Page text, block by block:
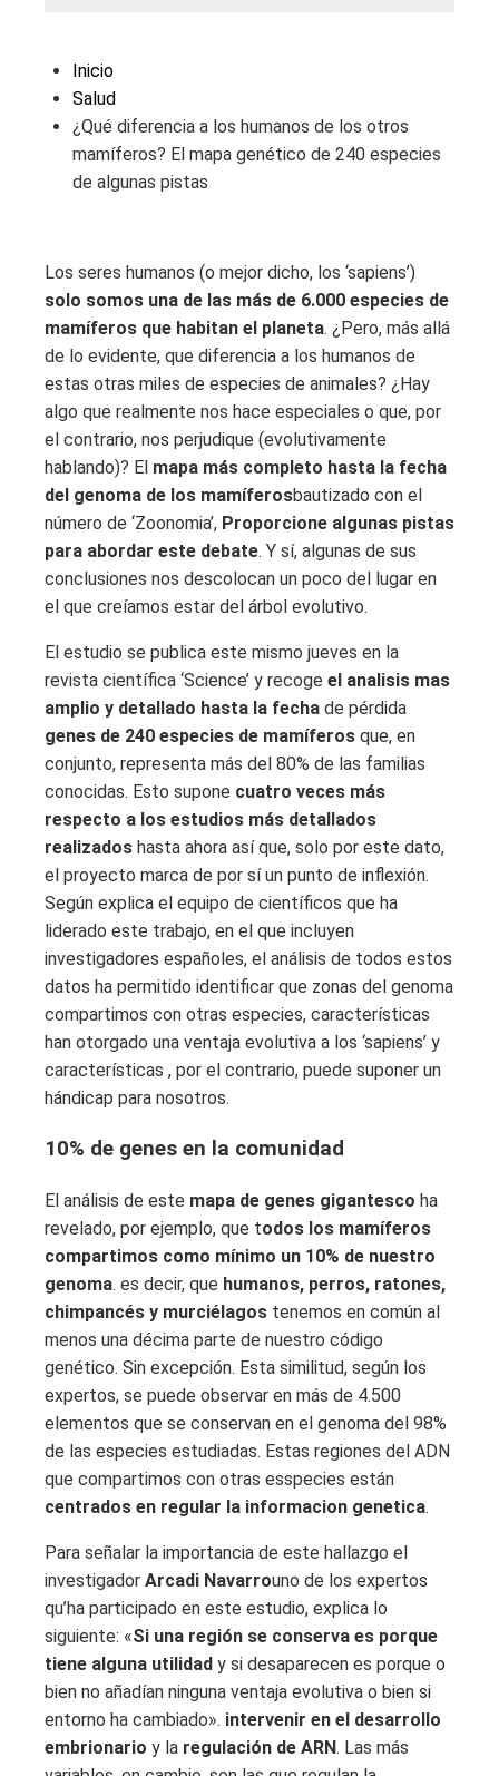
Inicio
Salud
¿Qué diferencia a los humanos de los otros
mamíferos? El mapa genético de 240 especies
de algunas pistas
Los seres humanos (o mejor dicho, los ‘sapiens’)
solo somos una de las más de 6.000 especies de
mamíferos que habitan el planeta. ¿Pero, más allá
de lo evidente, que diferencia a los humanos de
estas otras miles de especies de animales? ¿Hay
algo que realmente nos hace especiales o que, por
el contrario, nos perjudique (evolutivamente
hablando)? El mapa más completo hasta la fecha
del genoma de los mamíferosbautizado con el
número de ‘Zoonomia’, Proporcione algunas pistas
para abordar este debate. Y sí, algunas de sus
conclusiones nos descolocan un poco del lugar en
el que creíamos estar del árbol evolutivo.
El estudio se publica este mismo jueves en la
revista científica ‘Science’ y recoge el analisis mas
amplio y detallado hasta la fecha de pérdida
genes de 240 especies de mamíferos que, en
conjunto, representa más del 80% de las familias
conocidas. Esto supone cuatro veces más
respecto a los estudios más detallados
realizados hasta ahora así que, solo por este dato,
el proyecto marca de por sí un punto de inflexión.
Según explica el equipo de científicos que ha
liderado este trabajo, en el que incluyen
investigadores españoles, el análisis de todos estos
datos ha permitido identificar que zonas del genoma
compartimos con otras especies, características
han otorgado una ventaja evolutiva a los ‘sapiens’ y
características , por el contrario, puede suponer un
hándicap para nosotros.
10% de genes en la comunidad
El análisis de este mapa de genes gigantesco ha
revelado, por ejemplo, que todos los mamíferos
compartimos como mínimo un 10% de nuestro
genoma. es decir, que humanos, perros, ratones,
chimpancés y murciélagos tenemos en común al
menos una décima parte de nuestro código
genético. Sin excepción. Esta similitud, según los
expertos, se puede observar en más de 4.500
elementos que se conservan en el genoma del 98%
de las especies estudiadas. Estas regiones del ADN
que compartimos con otras esspecies están
centrados en regular la informacion genetica.
Para señalar la importancia de este hallazgo el
investigador Arcadi Navarrouno de los expertos
qu’ha participado en este estudio, explica lo
siguiente: «Si una región se conserva es porque
tiene alguna utilidad y si desaparecen es porque o
bien no añadían ninguna ventaja evolutiva o bien si
entorno ha cambiado». intervenir en el desarrollo
embrionario y la regulación de ARN. Las más